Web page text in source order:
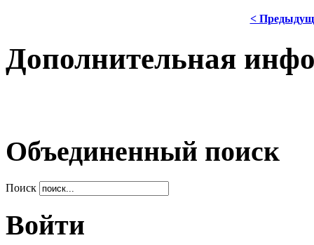
<
Дополнительная
Объединенный поиск
Поиск
Войти